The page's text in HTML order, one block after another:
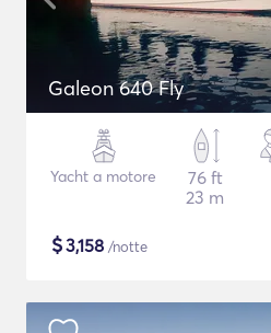
Galeon 640 Fly
Yacht a motore
76 ft
23 m
$3,158 /notte